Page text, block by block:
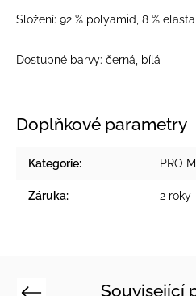
Složení: 92 % polyamid, 8 %
Dostupné barvy: černá, bílá
Doplňkové parametry
Kategorie: PRO
Záruka: 2 roky
Související
Previous